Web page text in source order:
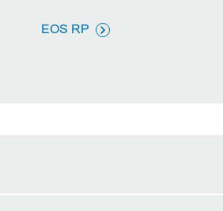
EOS RP 